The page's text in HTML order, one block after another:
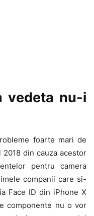
vedeta nu-i
foarte mari de
din cauza acestor
pentru camera
companii care si-
Face ID din iPhone X
componente nu o vor